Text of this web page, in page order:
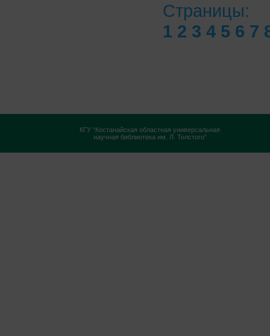
Страницы:
1 2 3 4 5 6 7
КГУ “Костанайская областная универсальная
научная библиотека им. Л. Толстого”